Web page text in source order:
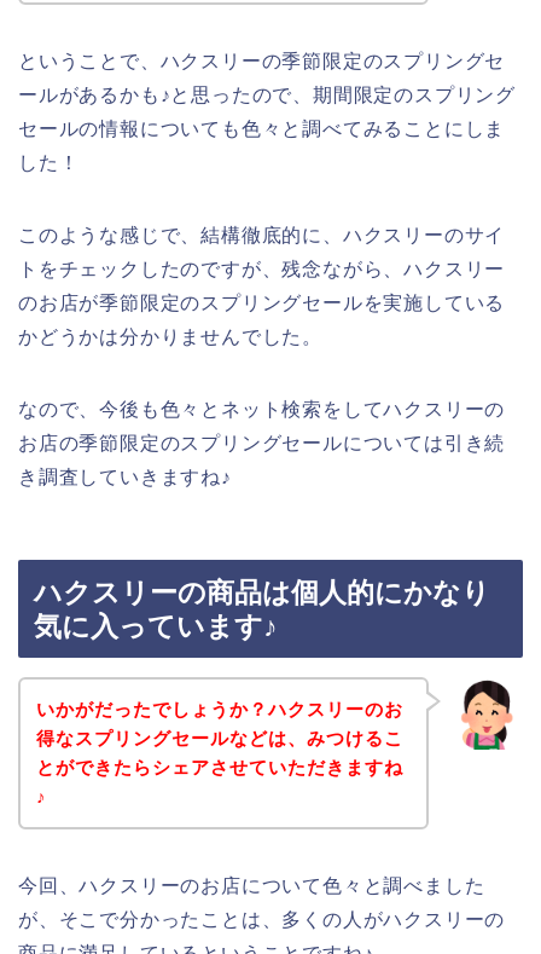
ということで、ハクスリーの季節限定のスプリングセ
ールがあるかも♪と思ったので、期間限定のスプリング
セールの情報についても色々と調べてみることにしま
した！
このような感じで、結構徹底的に、ハクスリーのサイ
トをチェックしたのですが、残念ながら、ハクスリー
のお店が季節限定のスプリングセールを実施している
かどうかは分かりませんでした。
なので、今後も色々とネット検索をしてハクスリーの
お店の季節限定のスプリングセールについては引き続
き調査していきますね♪
ハクスリーの商品は個人的にかなり
気に入っています♪
いかがだったでしょうか？ハクスリーのお
得なスプリングセールなどは、みつけるこ
とができたらシェアさせていただきますね
♪
今回、ハクスリーのお店について色々と調べました
が、そこで分かったことは、多くの人がハクスリーの